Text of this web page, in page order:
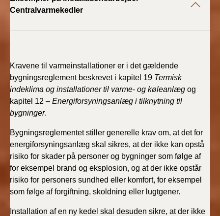
BR15 (2015-2018)
Tidligere BR (1961-
Centralvarmekedler
Kravene til varmeinstallationer er i det gældende
bygningsreglement beskrevet i kapitel 19 Termisk
indeklima og installationer til varme- og køleanlæg og
kapitel 12 – Energiforsyningsanlæg i tilknytning til
bygninger.
Bygningsreglementet stiller generelle krav om, at det for
energiforsyningsanlæg skal sikres, at der ikke kan opstå
risiko for skader på personer og bygninger som følge af
for eksempel brand og eksplosion, og at der ikke opstår
risiko for personers sundhed eller komfort, for eksempel
som følge af forgiftning, skoldning eller lugtgener.
Installation af en ny kedel skal desuden sikre, at der ikke